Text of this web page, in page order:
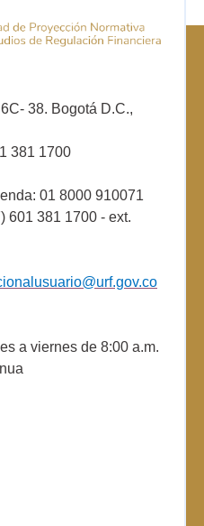
38. Bogotá D.C.,
381 1700
01 8000 910071
601 381 1700 - ext.
a viernes de 8:00 a.m.